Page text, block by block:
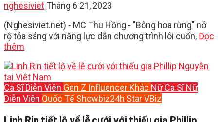
nghesiviet Tháng 6 21, 2023
(Nghesiviet.net) - MC Thu Hồng - "Bông hoa rừng" nở
rộ tỏa sáng với năng lực dẫn chương trình lôi cuốn,Đọc
thêm
Ca Sĩ Diễn Viên Gen Z Influencer Khác Nữ Ca Sĩ Nữ
Diễn Viên Quốc Tế Showbiz24h StarVBiz
Linh Rin tiết lộ về lễ cưới với thiếu gia Phillip